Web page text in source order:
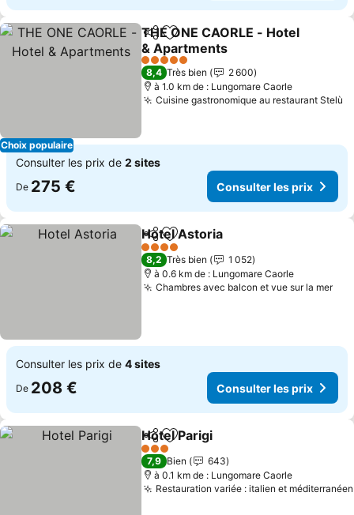
Choix populaire
PartagerAjouter à mes favoris
THE ONE CAORLE - Hotel
& Apartments
Consulter les prix
5 Étoiles
8,4 Très bien
2 600
à 1.0 km de : Lungomare Caorle
Cuisine gastronomique au restaurant Stelù
Consulter les prix de 2 sites
De 275 € Consulter les prix
PartagerAjouter à mes favoris
Hotel Astoria
4 Étoiles
8,2 Très bien
1 052
à 0.6 km de : Lungomare Caorle
Chambres avec balcon et vue sur la mer
Consulter les prix de 4 sites
De 208 € Consulter les prix
PartagerAjouter à mes favoris
Hotel Parigi
3 Étoiles
7,9 Bien
643
à 0.1 km de : Lungomare Caorle
Restauration variée : italien et méditerranéen